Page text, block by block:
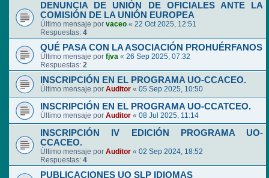
DENUNCIA DE UNIÓN DE OFICIALES ANTE LA
COMISIÓN DE LA UNIÓN EUROPEA
Último mensaje por vaceo « 22 Oct 2025, 12:51
Respuestas: 4
QUÉ PASA CON LA ASOCIACIÓN PROHUÉRFANOS
Último mensaje por fjva « 26 Sep 2025, 07:32
Respuestas: 2
INSCRIPCIÓN EN EL PROGRAMA UO-CCACEO.
Último mensaje por Auditor « 05 Sep 2025, 10:50
INSCRIPCIÓN EN EL PROGRAMA UO-CCATCEO.
Último mensaje por Auditor « 08 Jul 2025, 11:14
INSCRIPCIÓN IV EDICIÓN PROGRAMA UO-
CCACEO.
Último mensaje por Auditor « 02 Sep 2024, 18:52
Respuestas: 4
PUBLICACIONES UO SLP IDIOMAS